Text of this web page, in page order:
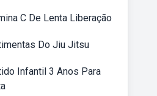
C De Lenta Liberação
Do Jiu Jitsu
Infantil 3 Anos Para